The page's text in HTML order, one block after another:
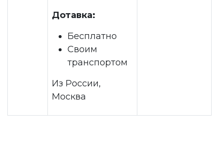
Дотавка:
Бесплатно
Своим
транспортом
Из России,
Москва